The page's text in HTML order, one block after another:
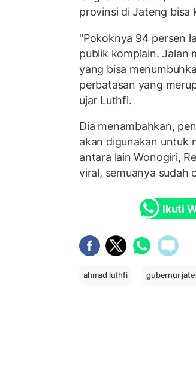
provinsi di Jateng bisa
"Pokoknya 94 persen
publik komplain. Jalan
yang bisa
perbatasan yang
ujar Luthfi.
Dia menambahkan,
akan digunakan untuk
antara lain Wonogiri,
viral, semuanya sudah
Ikuti
ahmad luthfi gubernur